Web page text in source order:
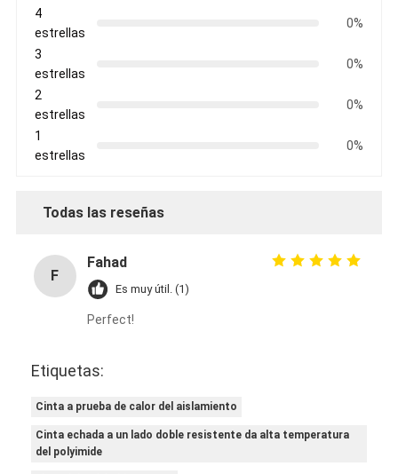
Cinta del aislamiento del paño de cristal
Cinta a prueba de calor del aislamiento
Cinta adhesiva del paño de cristal
Cinta adhesiva de la película del Polyimide
Cinta adhesiva del papel de aluminio
4
estrellas
0%
3
estrellas
0%
2
estrellas
0%
1
estrellas
0%
Todas las reseñas
F
Fahad
Es muy útil. (1)
Perfect!
Etiquetas:
Cinta a prueba de calor del aislamiento
Cinta echada a un lado doble resistente da alta temperatura
del polyimide